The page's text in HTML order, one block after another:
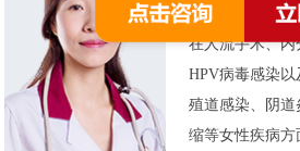
次被评为先进工
在人流手术、内
HPV病毒感染
殖道感染、阴
缩等女性疾病